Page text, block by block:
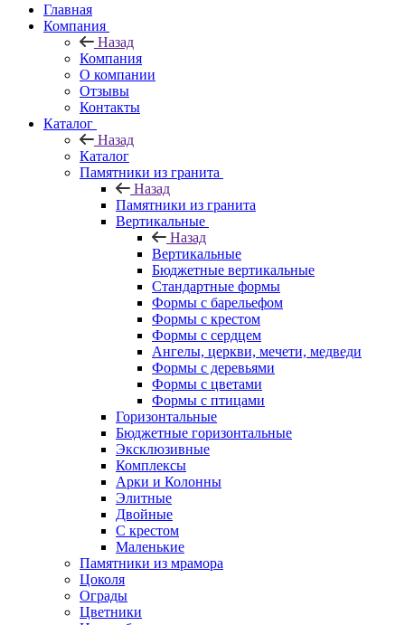
Главная
Компания
Назад
Компания
О компании
Отзывы
Контакты
Каталог
Назад
Каталог
Памятники из гранита
Назад
Памятники из гранита
Вертикальные
Назад
Вертикальные
Бюджетные вертикальные
Стандартные формы
Формы с барельефом
Формы с крестом
Формы с сердцем
Ангелы, церкви, мечети, медведи
Формы с деревьями
Формы с цветами
Формы с птицами
Горизонтальные
Бюджетные горизонтальные
Эксклюзивные
Комплексы
Арки и Колонны
Элитные
Двойные
С крестом
Маленькие
Памятники из мрамора
Цоколя
Ограды
Цветники